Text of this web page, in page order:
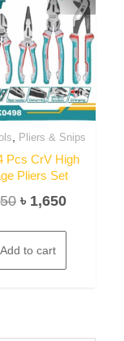
Pliers & Snips
Pcs CrV High
Pliers Set
Original
was:
৳ 1,850.
৳ 1,650Current
৳ 1,650.
Add to cart